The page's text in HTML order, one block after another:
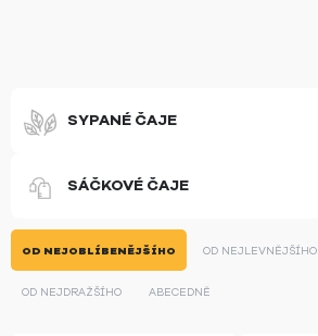
SYPANÉ ČAJE
SÁČKOVÉ ČAJE
OD NEJOBLÍBENĚJŠÍHO OD NEJLEVNĚJŠÍHO
OD NEJDRAŽŠÍHO ABECEDNĚ